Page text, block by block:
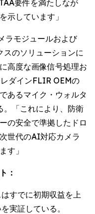
要件を満たしなが
示しています」
ラモジュールおよび
スのソリューションに
高度な画像信号処理お
ダインFLIR OEMの
あるマイク・ウォルタ
「これにより、防衛
の安全で準拠したドロ
世代のAI対応カメラ
す」
：
すでに初期収益を上
実証している。